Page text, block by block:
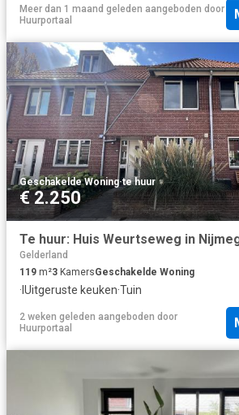
Meer dan 1 maand geleden aangeboden door
Huurportaal
Geschakelde Woning·te huur
€ 2.250
Te huur: Huis Weurtseweg in
Gelderland
119 m²3 KamersGeschakelde Woning
·IUitgeruste keuken·Tuin
2 weken geleden aangeboden door
Huurportaal